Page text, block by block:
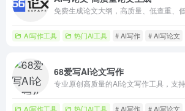
AI写作工具 热门AI工具 # AI写作 # AI写论文
68爱写AI论文写作
AI写作工具 热门AI工具 # AI写作 # AI写论文